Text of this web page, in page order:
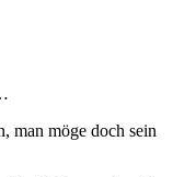
man möge doch sein